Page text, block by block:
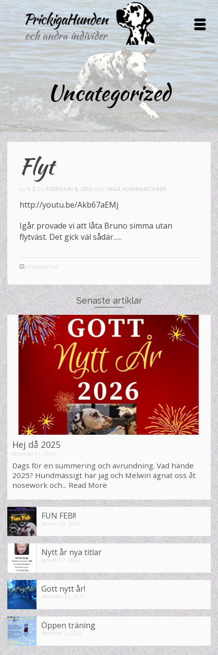
Uncategorized
Flyt
by K Z on FEBRUARI 8, 2013 with INGA KOMMENTARER
http://youtu.be/Akb67aEMj
Igår provade vi att låta Bruno simma utan
flytväst. Det gick väl sådär…..
Uncategorized
Senaste artiklar
Hej då 2025
december 31, 2025
Dags för en summering och avrundning. Vad hände
2025? Hundmässigt har jag och Melwin ägnat oss åt
nosework och... Read More
FUN FEB!!
januari 29, 2024
Nytt år nya titlar
januari 17, 2024
Gott nytt år!
december 31, 2022
Öppen träning
december 2, 2022